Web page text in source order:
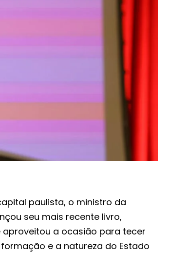
paulista, o ministro da
seu mais recente livro,
aproveitou a ocasião para tecer
e a natureza do Estado